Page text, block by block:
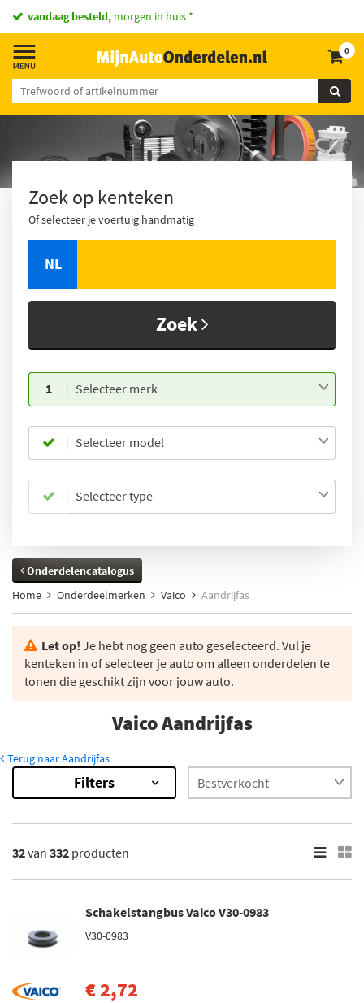
vandaag besteld, morgen in huis *
0
Zoek op kenteken
Of selecteer je voertuig handmatig
NL
Zoek
1 Selecteer merk
Selecteer model
Selecteer type
Onderdelencatalogus
Home
Onderdeelmerken Vaico Aandrijfas
Let op! Je hebt nog geen auto geselecteerd. Vul je
kenteken in of selecteer je auto om alleen onderdelen te
tonen die geschikt zijn voor jouw auto.
Vaico Aandrijfas
Terug naar Aandrijfas
Resultaten
×
Aandrijfas (306)
Schakelstangbus (17)
Inbouwplaats
Vooras rechts (38)
Filters
32van 332 producten
Schakelstangbus Vaico V30-0983
V30-0983
€ 2,72